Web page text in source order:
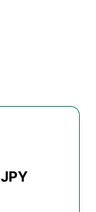
JPY